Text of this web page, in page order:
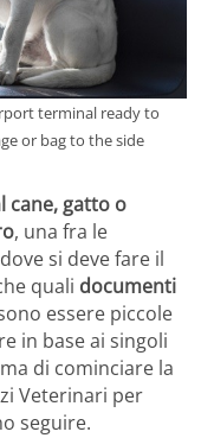
terminal ready to
or bag to the side
cane, gatto o
, una fra le
si deve fare il
quali documenti
essere piccole
in base ai singoli
di cominciare la
Veterinari per
seguire.